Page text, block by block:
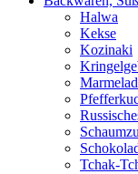
Halwa
Kekse
Kozinaki
Tchak-